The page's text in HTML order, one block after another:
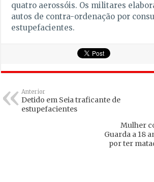
quatro aerossóis. Os militares
autos de contra-ordenação por
estupefacientes.
Anterior
Detido em Seia traficante de
estupefacientes
Mulher
Guarda a 18
por ter